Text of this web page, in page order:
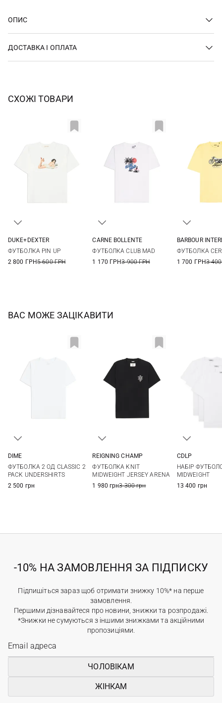
ОПИС
ДОСТАВКА І ОПЛАТА
СХОЖІ ТОВАРИ
DUKE+DEXTER
ФУТБОЛКА PIN UP
2 800 ГРН5 600 ГРН
CARNE BOLLENTE
ФУТБОЛКА CLUB MAD
1 170 ГРН3 900 ГРН
BARBOUR
ФУТБОЛКА
1 700 ГРН3
ВАС МОЖЕ ЗАЦІКАВИТИ
DIME
ФУТБОЛКА 2 ОД CLASSIC 2
PACK UNDERSHIRTS
2 500 грн
REIGNING CHAMP
ФУТБОЛКА KNIT
MIDWEIGHT JERSEY ARENA
1 980 грн3 300 грн
XXL
3XL
CDLP
НАБІР
MIDWEIGHT
13 400 грн
-10% НА ЗАМОВЛЕННЯ ЗА ПІДПИСКУ
Підпишіться зараз щоб отримати знижку 10%* на перше
замовлення.
Першими дізнавайтеся про новини, знижки та розпродажі.
*Знижки не сумуються з іншими знижками та акційними
пропозиціями.
ЧОЛОВІКАМ
ЖІНКАМ